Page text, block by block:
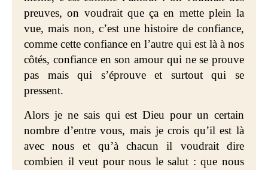
preuves, on voudrait que ça en mette plein la
vue, mais non, c’est une histoire de confiance,
comme cette confiance en l’autre qui est là à nos
côtés, confiance en son amour qui ne se prouve
pas mais qui s’éprouve et surtout qui se
pressent.
Alors je ne sais qui est Dieu pour un certain
nombre d’entre vous, mais je crois qu’il est là
avec nous et qu’à chacun il voudrait dire
combien il veut pour nous le salut : que nous